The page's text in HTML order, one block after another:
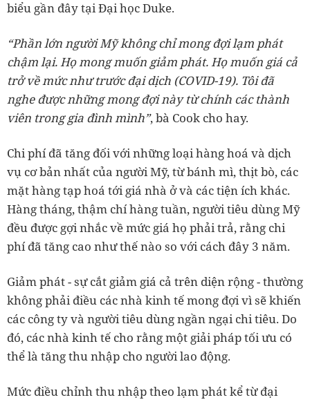
biểu gần đây tại Đại học Duke.
“Phần lớn người Mỹ không chỉ mong đợi lạm phát
chậm lại. Họ mong muốn giảm phát. Họ muốn giá cả
trở về mức như trước đại dịch (COVID-19). Tôi đã
nghe được những mong đợi này từ chính các thành
viên trong gia đình mình”, bà Cook cho hay.
Chi phí đã tăng đối với những loại hàng hoá và dịch
vụ cơ bản nhất của người Mỹ, từ bánh mì, thịt bò, các
mặt hàng tạp hoá tới giá nhà ở và các tiện ích khác.
Hàng tháng, thậm chí hàng tuần, người tiêu dùng Mỹ
đều được gợi nhắc về mức giá họ phải trả, rằng chi
phí đã tăng cao như thế nào so với cách đây 3 năm.
Giảm phát - sự cắt giảm giá cả trên diện rộng - thường
không phải điều các nhà kinh tế mong đợi vì sẽ khiến
các công ty và người tiêu dùng ngần ngại chi tiêu. Do
đó, các nhà kinh tế cho rằng một giải pháp tối ưu có
thể là tăng thu nhập cho người lao động.
Mức điều chỉnh thu nhập theo lạm phát kể từ đại